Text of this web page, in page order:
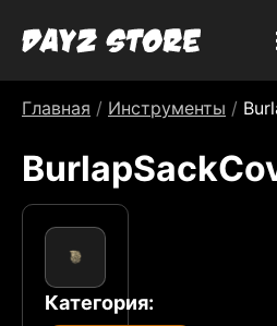
Главная / Инструменты /
Категория: